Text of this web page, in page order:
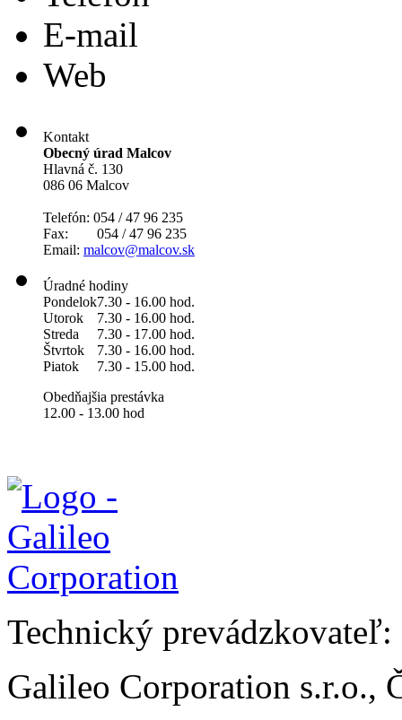
E-mail
Web
Kontakt
Obecný úrad Malcov
Hlavná č. 130
086 06 Malcov
Telefón: 054 / 47 96 235
Fax: 054 / 47 96 235
Email: malcov@malcov.sk
Úradné hodiny
Pondelok7.30 - 16.00 hod.
Utorok
7.30 - 16.00 hod.
Streda
7.30 - 17.00 hod.
Štvrtok
7.30 - 16.00 hod.
Piatok
7.30 - 15.00 hod.
Obedňajšia prestávka
12.00 - 13.00 hod
Technický prevádzkovateľ:
Galileo Corporation s.r.o.,